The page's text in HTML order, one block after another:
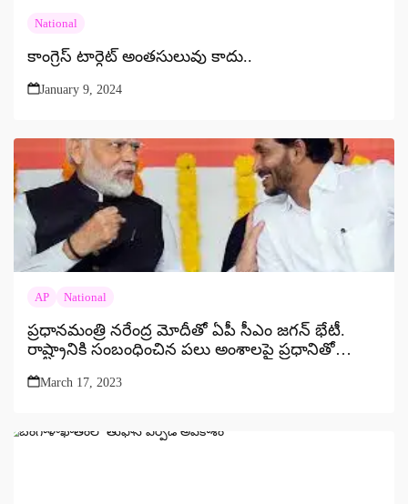
National
కాంగ్రెస్ టార్గెట్ అంతసులువు కాదు..
January 9, 2024
AP National
ప్రధానమంత్రి నరేంద్ర మోదీతో ఏపీ సీఎం జగన్ భేటీ.
రాష్ట్రానికి సంబంధించిన పలు అంశాలపై ప్రధానితో
March 17, 2023